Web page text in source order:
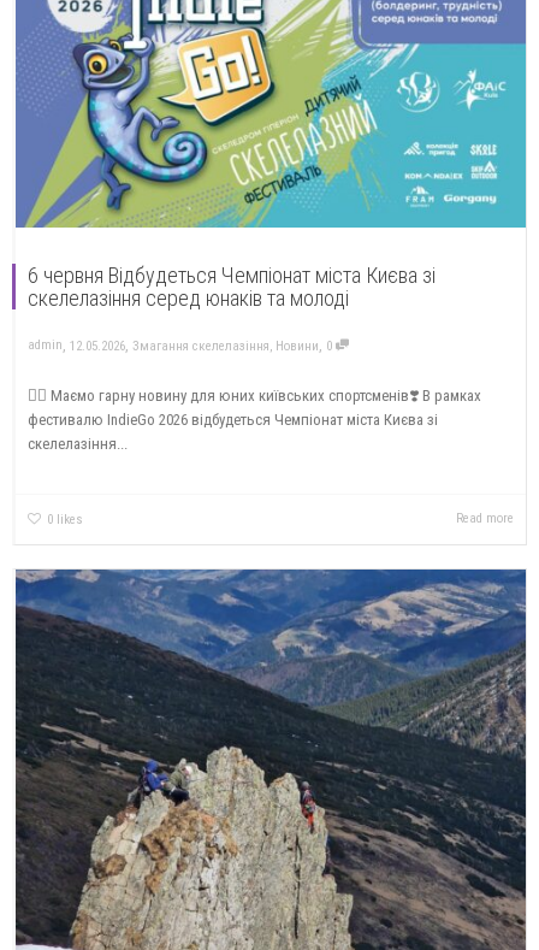
6 червня Відбудеться Чемпіонат міста Києва зі
скелелазіння серед юнаків та молоді
admin 12.05.2026 Змагання скелелазіння Новини 0
🧗‍♂️ Маємо гарну новину для юних київських спортсменів❣️ В рамках
фестивалю IndieGo 2026 відбудеться Чемпіонат міста Києва зі
скелелазіння...
0 likes Read more